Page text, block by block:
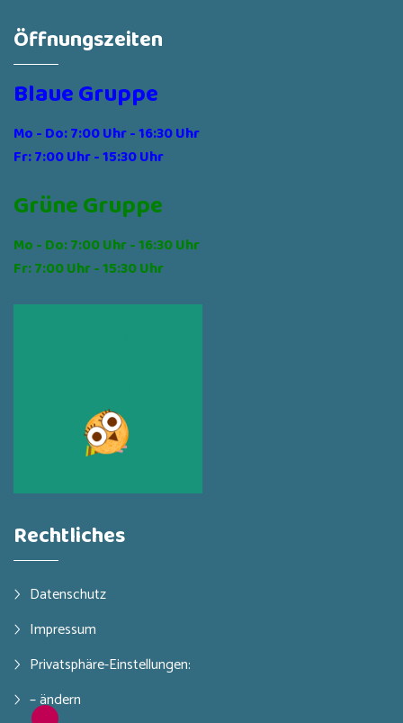
Öffnungszeiten
Blaue Gruppe
Mo - Do: 7:00 Uhr - 16:30 Uhr
Fr: 7:00 Uhr - 15:30 Uhr
Grüne Gruppe
Mo - Do: 7:00 Uhr - 16:30 Uhr
Fr: 7:00 Uhr - 15:30 Uhr
Rechtliches
Datenschutz
Impressum
Privatsphäre-Einstellungen:
– ändern